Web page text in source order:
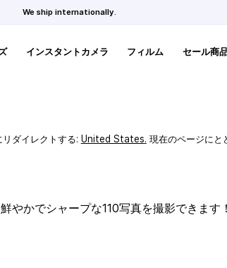
We ship internationally.
インスタントカメラ フィルム セール商
ダイレクトする: United States. 現在のページにと
やかでシャープな110写真を撮影できます